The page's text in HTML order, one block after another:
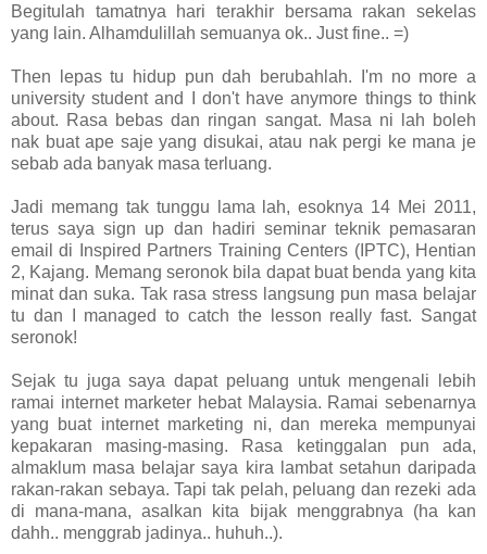
Begitulah tamatnya hari terakhir bersama rakan sekelas
yang lain. Alhamdulillah semuanya ok.. Just fine.. =)
Then lepas tu hidup pun dah berubahlah. I'm no more a
university student and I don't have anymore things to think
about. Rasa bebas dan ringan sangat. Masa ni lah boleh
nak buat ape saje yang disukai, atau nak pergi ke mana je
sebab ada banyak masa terluang.
Jadi memang tak tunggu lama lah, esoknya 14 Mei 2011,
terus saya sign up dan hadiri seminar teknik pemasaran
email di Inspired Partners Training Centers (IPTC), Hentian
2, Kajang. Memang seronok bila dapat buat benda yang kita
minat dan suka. Tak rasa stress langsung pun masa belajar
tu dan I managed to catch the lesson really fast. Sangat
seronok!
Sejak tu juga saya dapat peluang untuk mengenali lebih
ramai internet marketer hebat Malaysia. Ramai sebenarnya
yang buat internet marketing ni, dan mereka mempunyai
kepakaran masing-masing. Rasa ketinggalan pun ada,
almaklum masa belajar saya kira lambat setahun daripada
rakan-rakan sebaya. Tapi tak pelah, peluang dan rezeki ada
di mana-mana, asalkan kita bijak menggrabnya (ha kan
dahh.. menggrab jadinya.. huhuh..).